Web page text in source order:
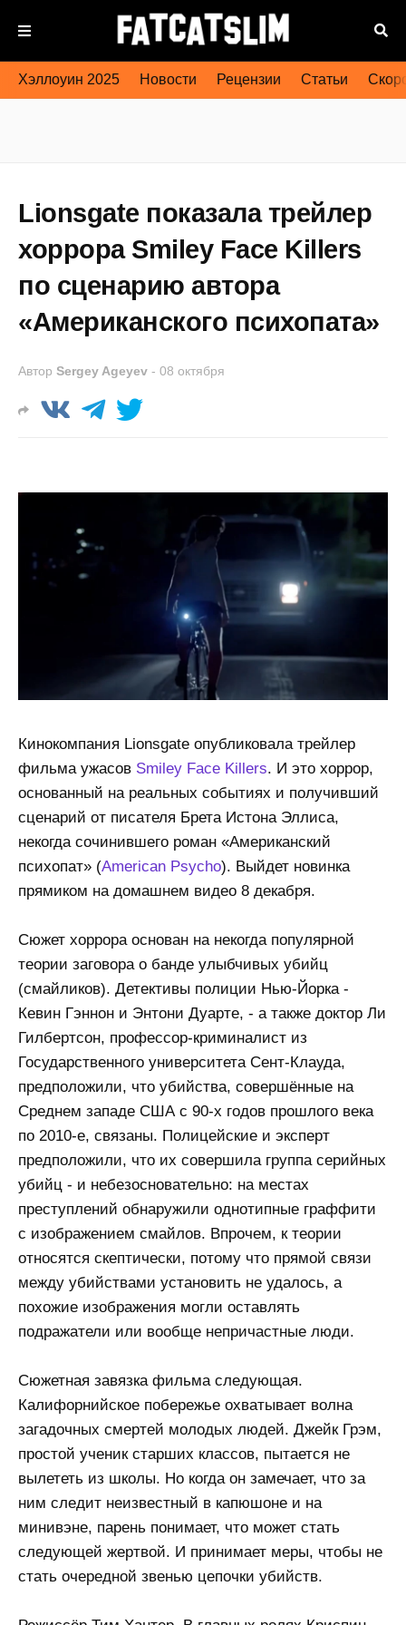
Хэллоуин 2025 Новости Рецензии Статьи
Lionsgate показала трейлер
хоррора Smiley Face Killers
по сценарию автора
«Американского психопата»
Автор Sergey Ageyev - 08 октября
Кинокомпания Lionsgate опубликовала трейлер
фильма ужасов Smiley Face Killers. И это хоррор,
основанный на реальных событиях и получивший
сценарий от писателя Брета Истона Эллиса,
некогда сочинившего роман «Американский
психопат» (American Psycho). Выйдет новинка
прямиком на домашнем видео 8 декабря.
Сюжет хоррора основан на некогда популярной
теории заговора о банде улыбчивых убийц
(смайликов). Детективы полиции Нью-Йорка -
Кевин Гэннон и Энтони Дуарте, - а также доктор Ли
Гилбертсон, профессор-криминалист из
Государственного университета Сент-Клауда,
предположили, что убийства, совершённые на
Среднем западе США с 90-х годов прошлого века
по 2010-е, связаны. Полицейские и эксперт
предположили, что их совершила группа серийных
убийц - и небезосновательно: на местах
преступлений обнаружили однотипные граффити
с изображением смайлов. Впрочем, к теории
относятся скептически, потому что прямой связи
между убийствами установить не удалось, а
похожие изображения могли оставлять
подражатели или вообще непричастные люди.
Сюжетная завязка фильма следующая.
Калифорнийское побережье охватывает волна
загадочных смертей молодых людей. Джейк Грэм,
простой ученик старших классов, пытается не
вылететь из школы. Но когда он замечает, что за
ним следит неизвестный в капюшоне и на
минивэне, парень понимает, что может стать
следующей жертвой. И принимает меры, чтобы не
стать очередной звенью цепочки убийств.